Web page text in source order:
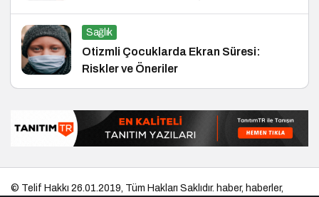
Sağlık
Otizmli Çocuklarda Ekran Süresi:
Riskler ve Öneriler
© Telif Hakkı 26.01.2019, Tüm Hakları Saklıdır. haber, haberler,